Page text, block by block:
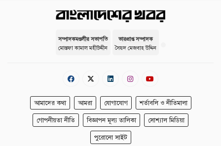
সম্পাদকমণ্ডলীর সভাপতি
মোস্তফা কামাল মহীউদ্দীন
ভারপ্রাপ্ত সম্পাদক
সৈয়দ মেজবাহ উদ্দিন
আমাদের কথা আমরা যোগাযোগ শর্তাবলি ও নীতিমালা
গোপনীয়তা নীতি বিজ্ঞাপন মূল্য তালিকা সোশ্যাল মিডিয়া
পুরোনো সাইট